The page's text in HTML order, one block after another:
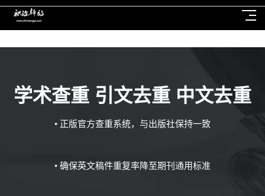
学术查重 引文去重 中文去重
• 正版官方查重系统，与出版社保持一致
• 确保英文稿件重复率降至期刊通用标准